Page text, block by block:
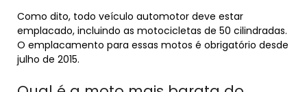
Como dito, todo veículo automotor deve estar
emplacado, incluindo as motocicletas de 50 cilindradas.
O emplacamento para essas motos é obrigatório desde
julho de 2015.